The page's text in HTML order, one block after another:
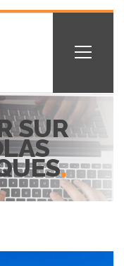
SUR
.